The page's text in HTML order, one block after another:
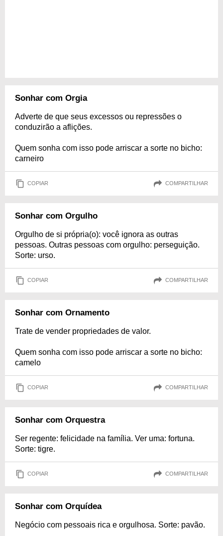
Sonhar com Orgia
Adverte de que seus excessos ou repressões o
conduzirão a aflições.
Quem sonha com isso pode arriscar a sorte no bicho:
carneiro
COPIAR COMPARTILHAR
Sonhar com Orgulho
Orgulho de si própria(o): você ignora as outras
pessoas. Outras pessoas com orgulho: perseguição.
Sorte: urso.
COPIAR COMPARTILHAR
Sonhar com Ornamento
Trate de vender propriedades de valor.
Quem sonha com isso pode arriscar a sorte no bicho:
camelo
COPIAR COMPARTILHAR
Sonhar com Orquestra
Ser regente: felicidade na família. Ver uma: fortuna.
Sorte: tigre.
COPIAR COMPARTILHAR
Sonhar com Orquídea
Negócio com pessoais rica e orgulhosa. Sorte: pavão.